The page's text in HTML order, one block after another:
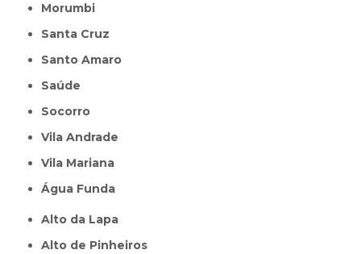
Morumbi
Santa Cruz
Santo Amaro
Saúde
Socorro
Vila Andrade
Vila Mariana
Água Funda
Alto da Lapa
Alto de Pinheiros